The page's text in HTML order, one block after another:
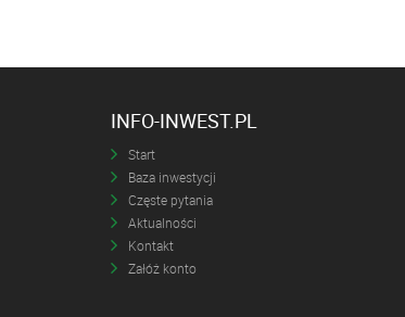
INFO-INWEST.PL
Start
Baza inwestycji
Częste pytania
Aktualności
Kontakt
Załóż konto